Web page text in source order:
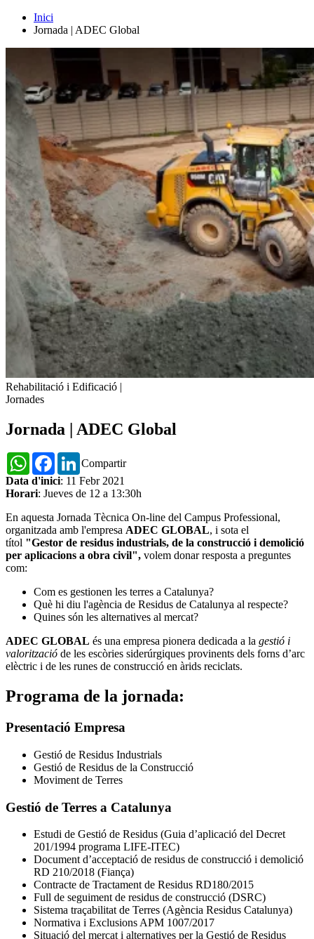
Inici
Jornada | ADEC Global
Rehabilitació i Edificació |
Jornades
Jornada | ADEC Global
Compartir
WhatsAppFacebookLinkedIn
Data d'inici: 11 Febr 2021
Horari: Jueves de 12 a 13:30h
En aquesta Jornada Tècnica On-line del Campus Professional,
organitzada amb l'empresa ADEC GLOBAL, i sota el
títol "Gestor de residus industrials, de la construcció i demolició
per aplicacions a obra civil", volem donar resposta a preguntes
com:
Com es gestionen les terres a Catalunya?
Què hi diu l'agència de Residus de Catalunya al respecte?
Quines són les alternatives al mercat?
ADEC GLOBAL és una empresa pionera dedicada a la gestió i
valorització de les escòries siderúrgiques provinents dels forns d’arc
elèctric i de les runes de construcció en àrids reciclats.
Programa de la jornada:
Presentació Empresa
Gestió de Residus Industrials
Gestió de Residus de la Construcció
Moviment de Terres
Gestió de Terres a Catalunya
Estudi de Gestió de Residus (Guia d’aplicació del Decret
201/1994 programa LIFE-ITEC)
Document d’acceptació de residus de construcció i demolició
RD 210/2018 (Fiança)
Contracte de Tractament de Residus RD180/2015
Full de seguiment de residus de construcció (DSRC)
Sistema traçabilitat de Terres (Agència Residus Catalunya)
Normativa i Exclusions APM 1007/2017
Situació del mercat i alternatives per la Gestió de Residus